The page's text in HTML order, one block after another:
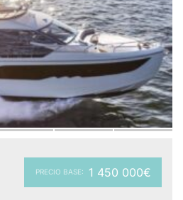
PRECIO BASE: 1 450 000€